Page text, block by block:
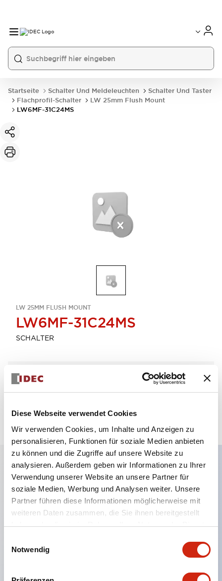
Diese Webseite verwendet Cookies
Wir verwenden Cookies, um Inhalte und Anzeigen zu
personalisieren, Funktionen für soziale Medien anbieten
zu können und die Zugriffe auf unsere Website zu
analysieren. Außerdem geben wir Informationen zu Ihrer
Verwendung unserer Website an unsere Partner für
soziale Medien, Werbung und Analysen weiter. Unsere
Partner führen diese Informationen möglicherweise mit
weiteren Daten zusammen, die Sie ihnen bereitgestellt
haben oder die sie im Rahmen Ihrer Nutzung der Dienste
Notwendig
Startseite Schalter Und Meldeleuchten
Schalter Und Taster
Flachprofil-Schalter
LW 25mm Flush Mount
LW6MF-31C24MS
LW 25MM FLUSH MOUNT
LW6MF-31C24MS
SCHALTER
Menge auswählen
zum Zitat hinzufügen
Hauptmerkmale
Mehrfachbefestigung möglich
Schutzart IP65 (IEC60529)